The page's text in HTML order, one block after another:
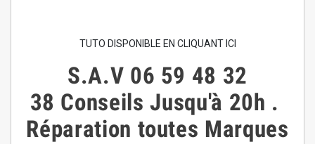
TUTO DISPONIBLE EN CLIQUANT ICI
S.A.V 06 59 48 32
38 ConseilsJusqu'à 20h .
Réparation toutes Marques